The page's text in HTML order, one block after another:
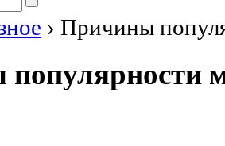
› Причины